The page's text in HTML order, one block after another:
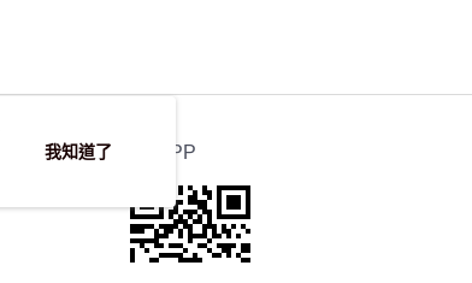
官方APP
我知道了